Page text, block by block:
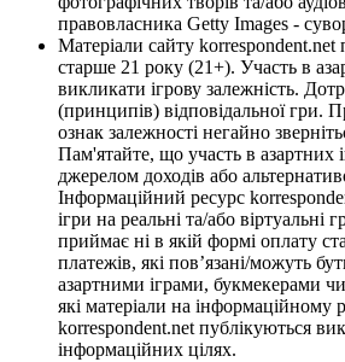
правовласника Getty Images -
Матеріали сайту korrespondent.net
старше 21 року (21+). Участь в
викликати ігрову залежність.
(принципів) відповідальної гри.
ознак залежності негайно
Пам'ятайте, що участь в азартних
джерелом доходів або
Інформаційний ресурс
ігри на реальні та/або віртуальні
приймає ні в якій формі оплату
платежів, які пов’язані/можуть
азартними іграми, букмекерами
які матеріали на інформаційному
korrespondent.net публікуються
інформаційних цілях.